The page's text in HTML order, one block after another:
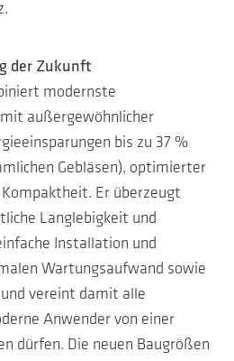
der Zukunft
modernste
außergewöhnlicher
bis zu 37 %
Gebläsen), optimierter
Er überzeugt
Langlebigkeit und
Installation und
Wartungsaufwand sowie
vereint damit alle
Anwender von einer
dürfen. Die neuen Baugrößen